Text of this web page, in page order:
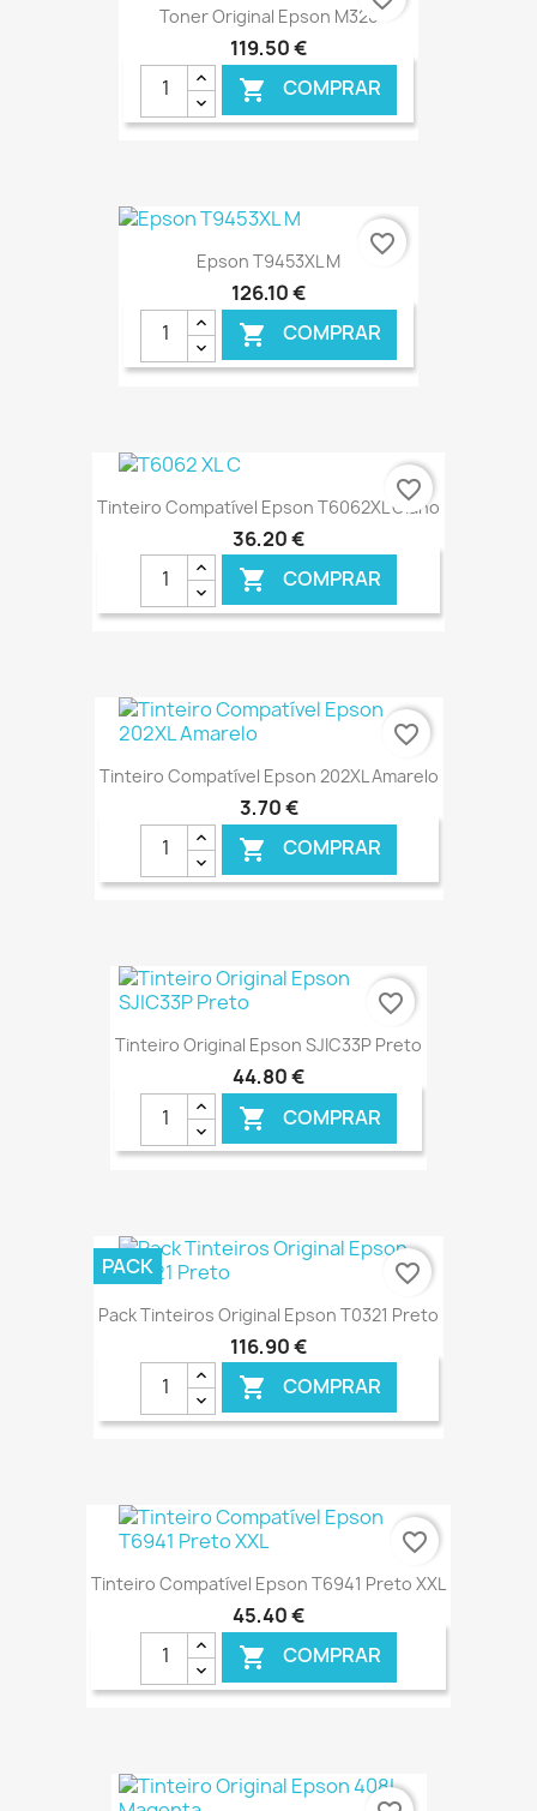
Toner Original Epson M320
119,50 €
 COMPRAR
€ ONLINE
Epson T9453XL M
126,10 €
 COMPRAR
€ ONLINE
favorite_border
Tinteiro Compatível Epson T6062XL Ciano
36,20 €
 COMPRAR
€ ONLINE
favorite_border
Tinteiro Compatível Epson 202XL Amarelo
3,70 €
 COMPRAR
favorite_border
Tinteiro Original Epson SJIC33P Preto
44,80 €
 COMPRAR
€ ONLINE
favorite_border
Pack Tinteiros Original Epson T0321 Preto
116,90 €
 COMPRAR
PACK favorite_border
Tinteiro Compatível Epson T6941 Preto XXL
45,40 €
 COMPRAR
€ ONLINE
favorite_border